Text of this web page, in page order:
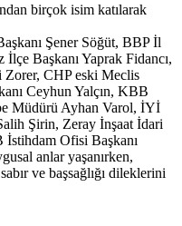
birçok isim katılarak
Şener Söğüt, BBP İl
Başkanı Yaprak Fidancı,
Zorer, CHP eski Meclis
Ceyhun Yalçın, KBB
Müdürü Ayhan Varol, İYİ
Şirin, Zeray İnşaat İdari
Ofisi Başkanı
anlar yaşanırken,
ve başsağlığı dileklerini